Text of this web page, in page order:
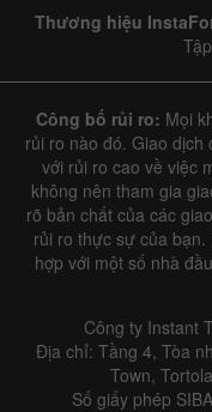
1 year / 2 years / 3 years /
Details about the
Thương hiệu
Công bố rủi ro: Mọi
rủi ro nào đó. Giao dịch
với rủi ro cao về việc
không nên tham gia
rõ bản chất của các
rủi ro thực sự của
hợp với một số nhà
Công ty Instant
Địa chỉ: Tầng 4, Tòa
Town,
Số giấy phép